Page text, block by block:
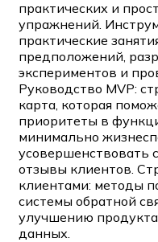
практических и
упражнений.
практические
предположений,
экспериментов и
Руководство MVP:
карта, которая
приоритеты в
минимально
усовершенствовать
отзывы клиентов.
клиентами: методы
системы обратной
улучшению
данных.